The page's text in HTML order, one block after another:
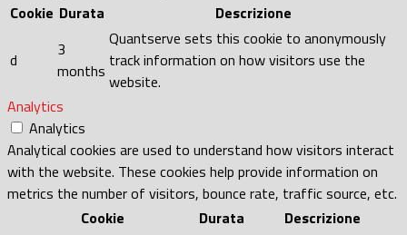
Cookie Durata Descrizione
d
3
months
Quantserve sets this cookie to anonymously
track information on how visitors use the
website.
Analytics
Analytics
Analytical cookies are used to understand how visitors interact
with the website. These cookies help provide information on
metrics the number of visitors, bounce rate, traffic source, etc.
Cookie
Durata Descrizione